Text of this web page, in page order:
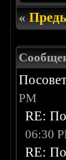
«
PM
RE:
06:30
RE: